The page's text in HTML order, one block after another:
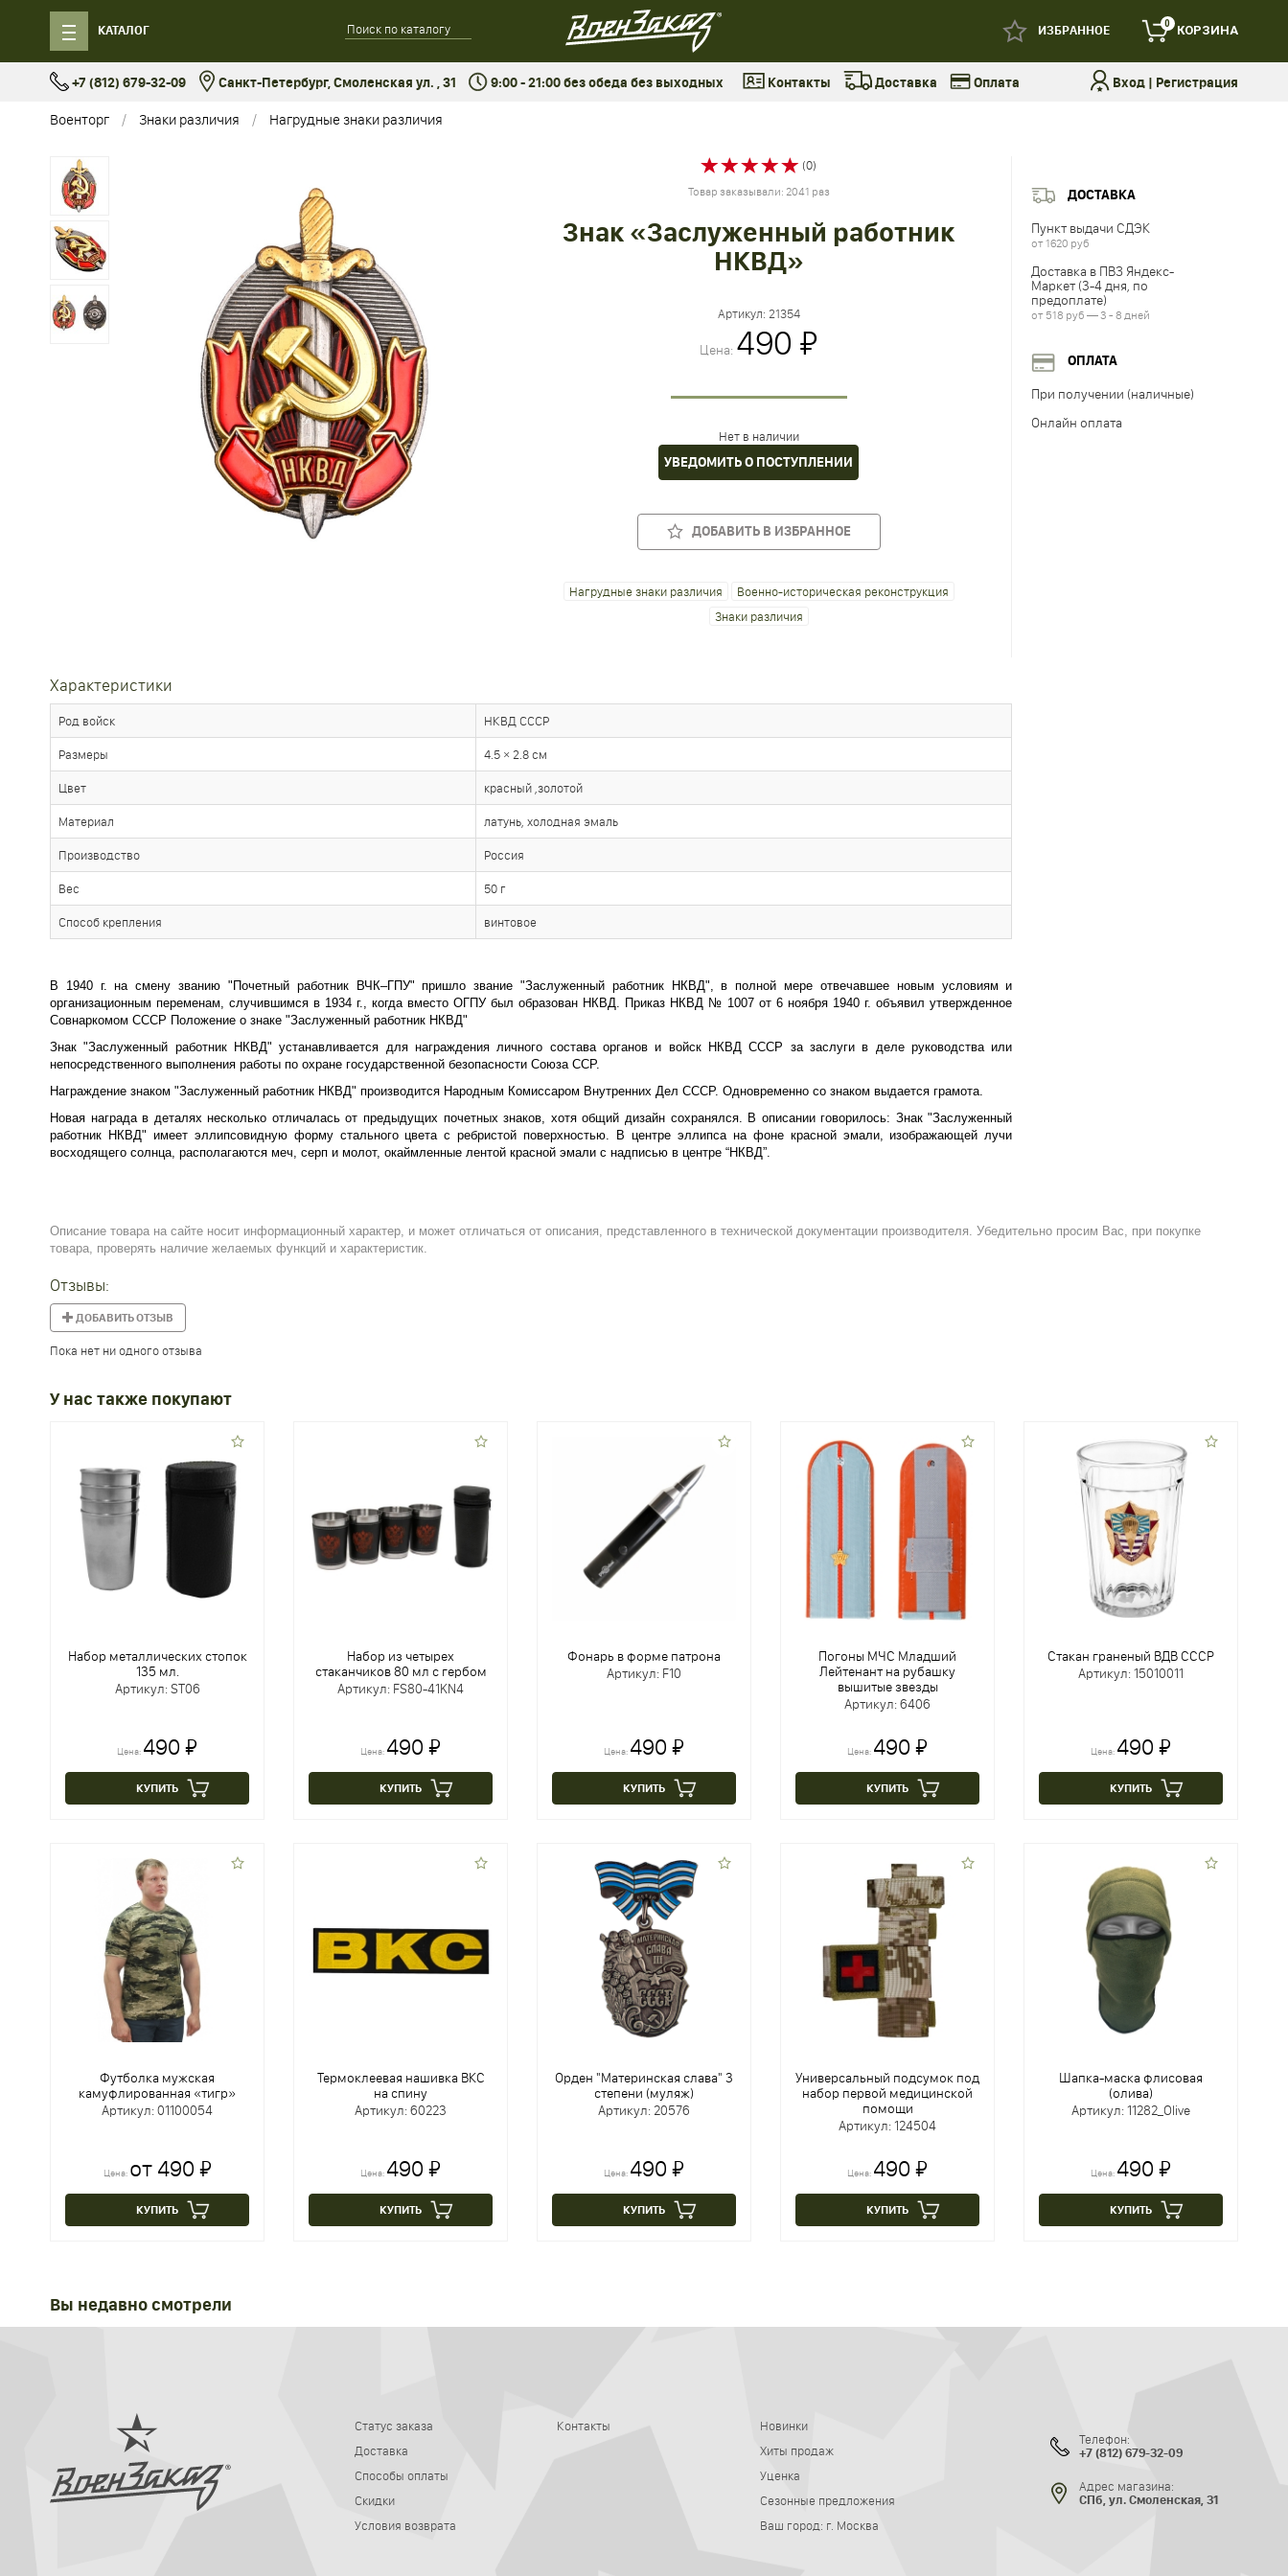
КАТАЛОГ ИЗБРАННОЕ 0 КОРЗИНА
+7 (812) 679-32-09 Санкт-Петербург, Смоленская ул. , 31 9:00 - 21:00 без обеда без выходных Контакты Доставка Оплата Вход| Регистрация
Военторг Знаки различия Нагрудные знаки различия
(0)
Товар заказывали: 2041 раз
Знак «Заслуженный работник
НКВД»
Артикул: 21354
Цена: 490 ₽
Нет в наличии
УВЕДОМИТЬ О ПОСТУПЛЕНИИ
ДОБАВИТЬ В ИЗБРАННОЕ
Нагрудные знаки различия
Военно-историческая реконструкция
Знаки различия
ДОСТАВКА
Пункт выдачи СДЭК
от 1620 руб
Доставка в ПВЗ Яндекс-
Маркет (3-4 дня, по
предоплате)
от 518 руб — 3 - 8 дней
ОПЛАТА
При получении (наличные)
Онлайн оплата
Характеристики
Род войск НКВД СССР
Размеры 4.5 × 2.8 см
Цвет красный ,золотой
Материал латунь, холодная эмаль
Производство Россия
Вес 50 г
Способ крепления винтовое
В 1940 г. на смену званию "Почетный работник ВЧК–ГПУ" пришло звание "Заслуженный работник НКВД", в полной мере отвечавшее новым условиям и
организационным переменам, случившимся в 1934 г., когда вместо ОГПУ был образован НКВД. Приказ НКВД № 1007 от 6 ноября 1940 г. объявил утвержденное
Совнаркомом СССР Положение о знаке "Заслуженный работник НКВД"
Знак "Заслуженный работник НКВД" устанавливается для награждения личного состава органов и войск НКВД СССР за заслуги в деле руководства или
непосредственного выполнения работы по охране государственной безопасности Союза ССР.
Награждение знаком "Заслуженный работник НКВД" производится Народным Комиссаром Внутренних Дел СССР. Одновременно со знаком выдается грамота.
Новая награда в деталях несколько отличалась от предыдущих почетных знаков, хотя общий дизайн сохранялся. В описании говорилось: Знак "Заслуженный
работник НКВД" имеет эллипсовидную форму стального цвета с ребристой поверхностью. В центре эллипса на фоне красной эмали, изображающей лучи
восходящего солнца, располагаются меч, серп и молот, окаймленные лентой красной эмали с надписью в центре “НКВД”.
Описание товара на сайте носит информационный характер, и может отличаться от описания, представленного в технической документации производителя. Убедительно просим Вас, при покупке
товара, проверять наличие желаемых функций и характеристик.
Отзывы:
ДОБАВИТЬ ОТЗЫВ
Пока нет ни одного отзыва
У нас также покупают
Набор металлических стопок
135 мл.
Артикул: ST06
Цена: 490 ₽
КУПИТЬ
Набор из четырех
стаканчиков 80 мл с гербом
Артикул: FS80-41KN4
Цена: 490 ₽
КУПИТЬ
Фонарь в форме патрона
Артикул: F10
Цена: 490 ₽
КУПИТЬ
Погоны МЧС Младший
Лейтенант на рубашку
вышитые звезды
Артикул: 6406
Цена: 490 ₽
КУПИТЬ
Стакан граненый ВДВ СССР
Артикул: 15010011
Цена: 490 ₽
КУПИТЬ
Футболка мужская
камуфлированная «тигр»
Артикул: 01100054
Цена: от 490 ₽
КУПИТЬ
Термоклеевая нашивка ВКС
на спину
Артикул: 60223
Цена: 490 ₽
КУПИТЬ
Орден "Материнская слава" 3
степени (муляж)
Артикул: 20576
Цена: 490 ₽
КУПИТЬ
Универсальный подсумок под
набор первой медицинской
помощи
Артикул: 124504
Цена: 490 ₽
КУПИТЬ
Шапка-маска флисовая
(олива)
Артикул: 11282_Olive
Цена: 490 ₽
КУПИТЬ
Вы недавно смотрели
Телефон:
+7 (812) 679-32-09
Адрес магазина:
СПб, ул. Смоленская, 31
Статус заказа
Доставка
Способы оплаты
Скидки
Условия возврата
Контакты
Новинки
Хиты продаж
Уценка
Сезонные предложения
Ваш город: г. Москва